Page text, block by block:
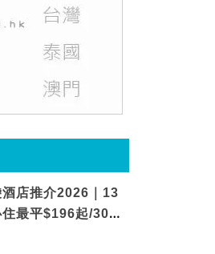
酒店推介2026｜13
住最平$196起/30秒